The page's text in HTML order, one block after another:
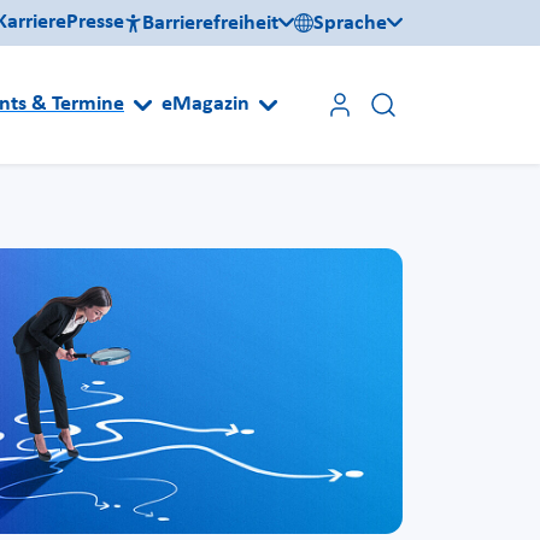
Presse Barrierefreiheit Sprache
& Termine eMagazin